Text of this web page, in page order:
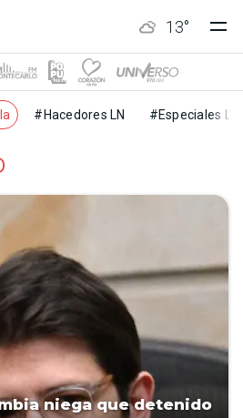
13°
#Hacedores LN #Especiales LN
niega que detenido